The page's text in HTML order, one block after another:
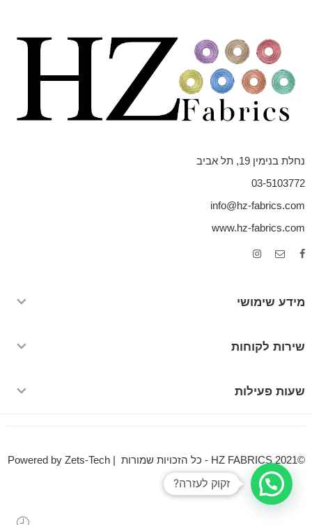
נחלת בנימין 19, תל אביב
03-5103772
info@hz-fabrics.com
www.hz-fabrics.com
מידע שימושי
שירות לקוחות
שעות פעילות
©HZ FABRICS 2021 - כל הזכויות שמורות | Powered by Zets-Tech
זקוק לעזרה?